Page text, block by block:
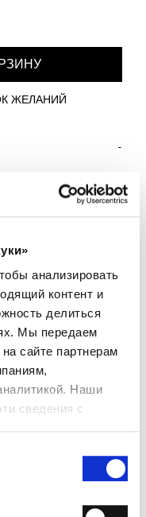
анализировать
контент и
делиться
Мы передаем
сайте партнерам
Наши
сведения с
ЖЕЛАНИЙ
ЛЕГКИЕ И УДОБНЫЕ